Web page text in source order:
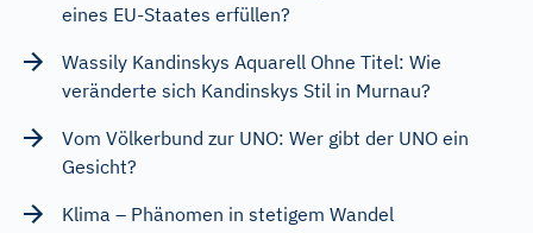
eines EU-Staates erfüllen?
Wassily Kandinskys Aquarell Ohne Titel: Wie
veränderte sich Kandinskys Stil in Murnau?
Vom Völkerbund zur UNO: Wer gibt der UNO ein
Gesicht?
Klima – Phänomen in stetigem Wandel